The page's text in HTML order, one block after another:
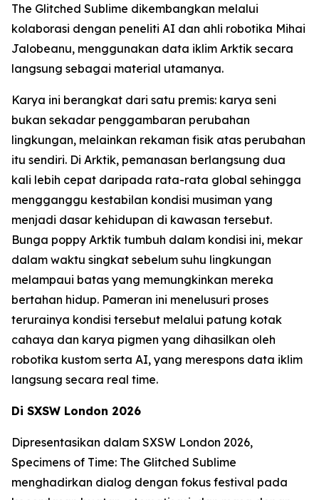
The Glitched Sublime dikembangkan melalui
kolaborasi dengan peneliti AI dan ahli robotika Mihai
Jalobeanu, menggunakan data iklim Arktik secara
langsung sebagai material utamanya.
Karya ini berangkat dari satu premis: karya seni
bukan sekadar penggambaran perubahan
lingkungan, melainkan rekaman fisik atas perubahan
itu sendiri. Di Arktik, pemanasan berlangsung dua
kali lebih cepat daripada rata-rata global sehingga
mengganggu kestabilan kondisi musiman yang
menjadi dasar kehidupan di kawasan tersebut.
Bunga poppy Arktik tumbuh dalam kondisi ini, mekar
dalam waktu singkat sebelum suhu lingkungan
melampaui batas yang memungkinkan mereka
bertahan hidup. Pameran ini menelusuri proses
terurainya kondisi tersebut melalui patung kotak
cahaya dan karya pigmen yang dihasilkan oleh
robotika kustom serta AI, yang merespons data iklim
langsung secara real time.
Di SXSW London 2026
Dipresentasikan dalam SXSW London 2026,
Specimens of Time: The Glitched Sublime
menghadirkan dialog dengan fokus festival pada